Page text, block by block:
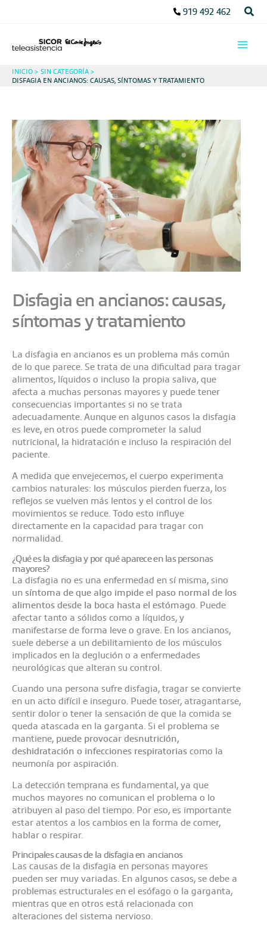
919 492 462
INICIO
SIN CATEGORÍA
DISFAGIA EN ANCIANOS: CAUSAS, SÍNTOMAS Y TRATAMIENTO
Disfagia en ancianos: causas,
síntomas y tratamiento
La disfagia en ancianos es un problema más común
de lo que parece. Se trata de una dificultad para tragar
alimentos, líquidos o incluso la propia saliva, que
afecta a muchas personas mayores y puede tener
consecuencias importantes si no se trata
adecuadamente. Aunque en algunos casos la disfagia
es leve, en otros puede comprometer la salud
nutricional, la hidratación e incluso la respiración del
paciente.
A medida que envejecemos, el cuerpo experimenta
cambios naturales: los músculos pierden fuerza, los
reflejos se vuelven más lentos y el control de los
movimientos se reduce. Todo esto influye
directamente en la capacidad para tragar con
normalidad.
¿Qué es la disfagia y por qué aparece en las personas
mayores?
La disfagia no es una enfermedad en sí misma, sino
un síntoma de que algo impide el paso normal de los
alimentos desde la boca hasta el estómago . Puede
afectar tanto a sólidos como a líquidos, y
manifestarse de forma leve o grave. En los ancianos,
suele deberse a un debilitamiento de los músculos
implicados en la deglución o a enfermedades
neurológicas que alteran su control.
Cuando una persona sufre disfagia, tragar se convierte
en un acto difícil e inseguro. Puede toser, atragantarse,
sentir dolor o tener la sensación de que la comida se
queda atascada en la garganta. Si el problema se
mantiene, puede provocar desnutrición,
deshidratación o infecciones respiratorias como la
neumonía por aspiración.
La detección temprana es fundamental, ya que
muchos mayores no comunican el problema o lo
atribuyen al paso del tiempo. Por eso, es importante
estar atentos a los cambios en la forma de comer,
hablar o respirar.
Principales causas de la disfagia en ancianos
Las causas de la disfagia en personas mayores
pueden ser muy variadas. En algunos casos, se debe a
problemas estructurales en el esófago o la garganta,
mientras que en otros está relacionada con
alteraciones del sistema nervioso.